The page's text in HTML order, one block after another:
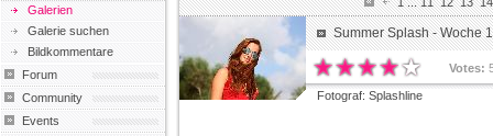
Galerien
Galerie suchen
Bildkommentare
Forum
Community
Events
Summer Splash - Woche
Votes:
Fotograf: Splashline